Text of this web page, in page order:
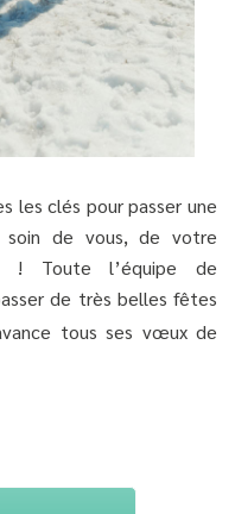
les clés pour passer une
soin de vous, de votre
Toute l’équipe de
de très belles fêtes
tous ses vœux de